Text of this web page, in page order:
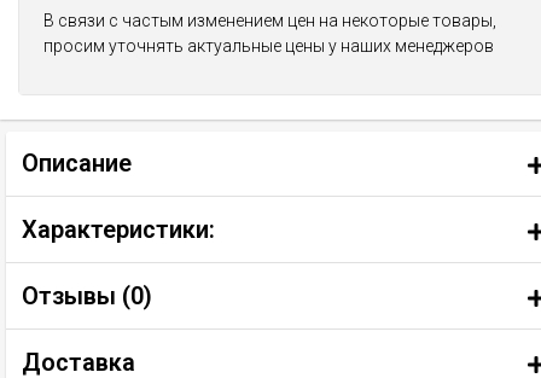
В связи с частым изменением цен на некоторые товары,
просим уточнять актуальные цены у наших менеджеров
Описание
Характеристики:
Отзывы (0)
Доставка